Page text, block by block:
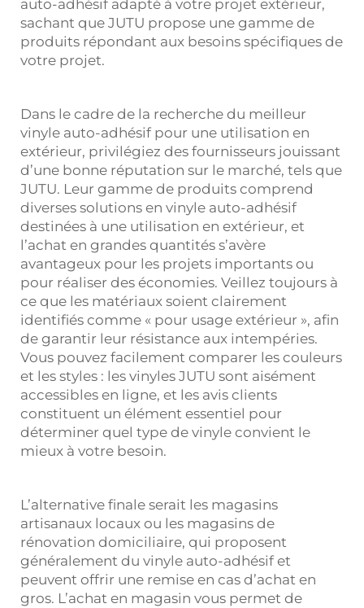
auto-adhésif adapté à votre projet extérieur,
sachant que JUTU propose une gamme de
produits répondant aux besoins spécifiques de
votre projet.
Dans le cadre de la recherche du meilleur
vinyle auto-adhésif pour une utilisation en
extérieur, privilégiez des fournisseurs jouissant
d’une bonne réputation sur le marché, tels que
JUTU. Leur gamme de produits comprend
diverses solutions en vinyle auto-adhésif
destinées à une utilisation en extérieur, et
l’achat en grandes quantités s’avère
avantageux pour les projets importants ou
pour réaliser des économies. Veillez toujours à
ce que les matériaux soient clairement
identifiés comme « pour usage extérieur », afin
de garantir leur résistance aux intempéries.
Vous pouvez facilement comparer les couleurs
et les styles : les vinyles JUTU sont aisément
accessibles en ligne, et les avis clients
constituent un élément essentiel pour
déterminer quel type de vinyle convient le
mieux à votre besoin.
L’alternative finale serait les magasins
artisanaux locaux ou les magasins de
rénovation domiciliaire, qui proposent
généralement du vinyle auto-adhésif et
peuvent offrir une remise en cas d’achat en
gros. L’achat en magasin vous permet de